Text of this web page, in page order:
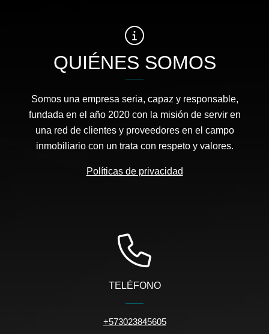
QUIÉNES SOMOS
Somos una empresa seria, capaz y responsable,
fundada en el año 2020 con la misión de servir en
una red de clientes y proveedores en el campo
inmobiliario con un trata con respeto y valores.
Políticas de privacidad
TELÉFONO
+573023845605